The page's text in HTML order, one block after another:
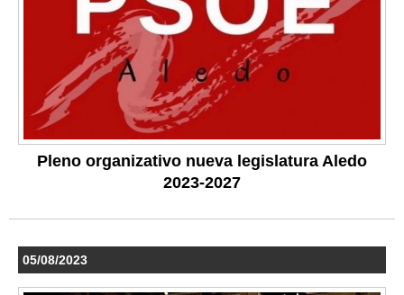
Pleno organizativo nueva legislatura Aledo
2023-2027
05/08/2023